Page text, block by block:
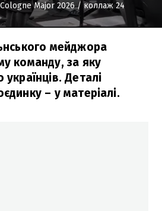
Major 2026/ коллаж 24
мейджора
команду, за яку
Деталі
– у матеріалі.